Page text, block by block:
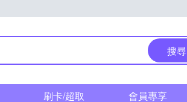
搜尋
刷卡/超取 會員專享